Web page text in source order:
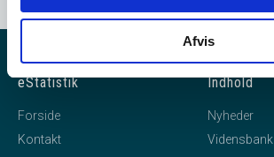
Afvis
eStatistik
Forside
Kontakt
Indhold
Nyheder
Vidensbank